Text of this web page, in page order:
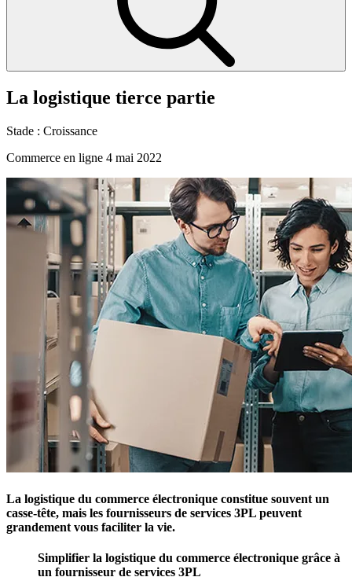
La logistique tierce partie
Stade : Croissance
Commerce en ligne 4 mai 2022
La logistique du commerce électronique constitue souvent un
casse-tête, mais les fournisseurs de services 3PL peuvent
grandement vous faciliter la vie.
Simplifier la logistique du commerce électronique grâce à
un fournisseur de services 3PL